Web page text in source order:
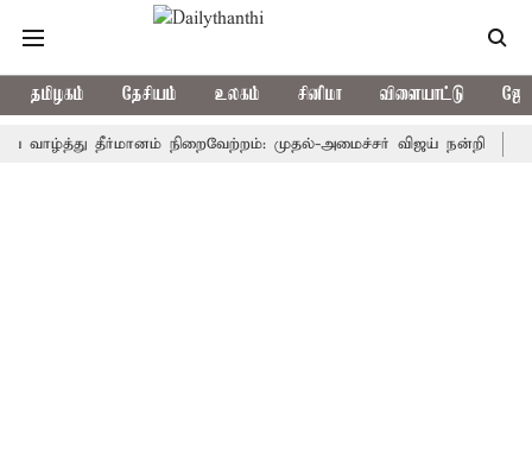
தமிழகம் தேசியம் உலகம் சினிமா விளையாட்டு
தீர்மானம் நிறைவேற்றம்: முதல்-அமைச்சர் விஜய் நன்றி